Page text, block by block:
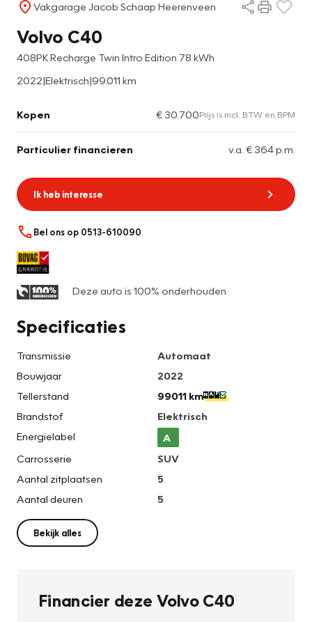
Vakgarage Jacob Schaap Heerenveen
Volvo C40
408PK Recharge Twin Intro Edition 78 kWh
2022|Elektrisch|99.011 km
Kopen € 30.700Prijs is incl. BTW en BPM
Particulier financieren v.a. € 364 p.m.
Ik heb interesse
Bel ons op 0513-610090
Deze auto is 100% onderhouden
Specificaties
Transmissie
Automaat
Bouwjaar
2022
Tellerstand
99011 km
Brandstof
Elektrisch
Energielabel
A
Carrosserie
SUV
Aantal zitplaatsen
5
Aantal deuren
5
Bekijk alles
Financier deze Volvo C40